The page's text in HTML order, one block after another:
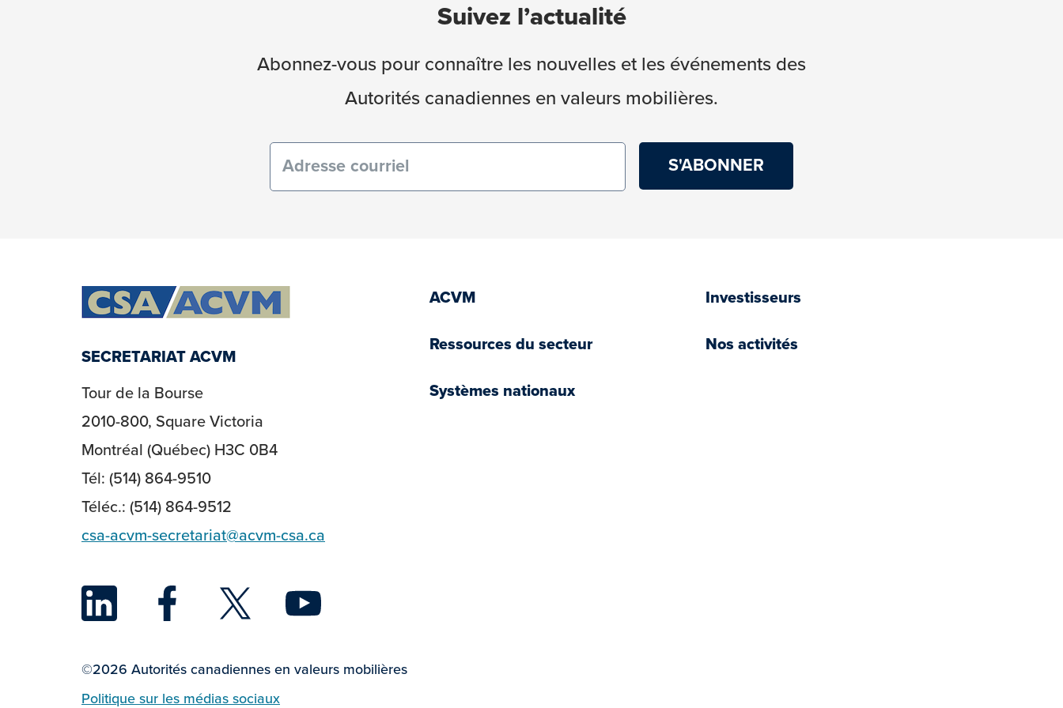
Suivez l’actualité
Abonnez-vous pour connaître les nouvelles et les événements des
Autorités canadiennes en valeurs mobilières.
Courriel
(obligatoire)
SECRETARIAT ACVM
Tour de la Bourse
2010-800, Square Victoria
Montréal (Québec) H3C 0B4
Tél: (514) 864-9510
Téléc.: (514) 864-9512
csa-acvm-secretariat@acvm-csa.ca
LinkedIn
Facebook
Twitter
©2026 Autorités canadiennes en valeurs mobilières
Politique sur les médias sociaux
ACVM Investisseurs
Ressources du secteur Nos activités
Systèmes nationaux